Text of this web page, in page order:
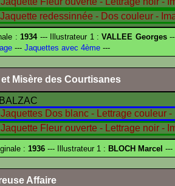
:1934--- Illustrateur 1 :VALLEE Georges
--- Jaquettes avec 4ème ---
Misère des Courtisanes
: 1936 --- Illustrateur 1 : BLOCH Marcel ---
Affaire